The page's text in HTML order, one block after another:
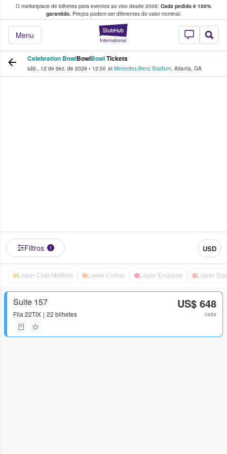
O marketplace de bilhetes para eventos ao vivo desde 2009. Cada pedido é 100%
garantido.Preços podem ser diferentes do valor nominal.
StubHub – onde
Menu
fãs compram e vendem bilhetes
Celebration BowlBowlBowlTickets
sáb., 12 de dez. de 2026 • 12:00 at Mercedes-Benz Stadium, Atlanta, GA
Filtros 1 USD
Lower Club Midfield Lower Corner Lower Endzone Lower
Suite 157
Fila 22TIX 22 bilhetes
US$ 648
cada